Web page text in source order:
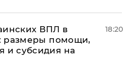
ВПЛ в
размеры помощи,
и субсидия на
18:20